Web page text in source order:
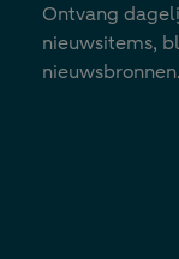
Ontvang
nieuwsitems,
nieuwsbronnen.